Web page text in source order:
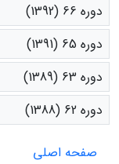
دوره 66 (1392)
دوره 65 (1391)
دوره 63 (1389)
دوره 62 (1388)
صفحه اصلی